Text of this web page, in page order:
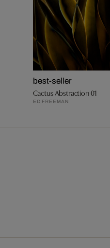
best-seller
Cactus Abstraction 01
ED FREEMAN